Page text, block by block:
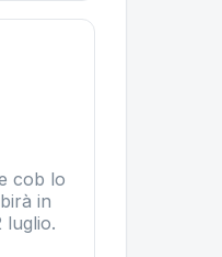
cob lo
in
luglio.